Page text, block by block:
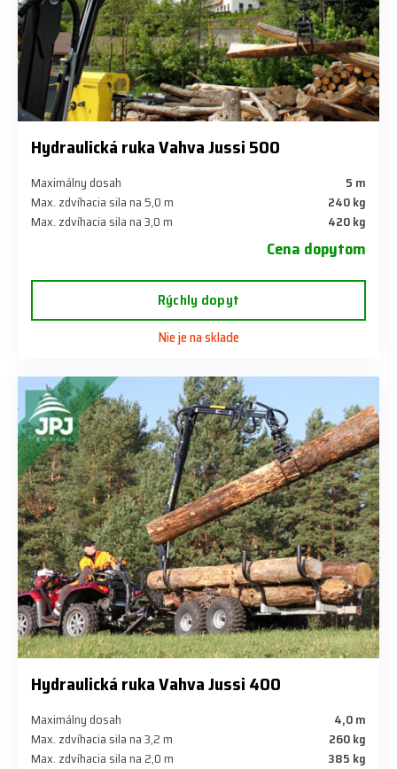
Hydraulická ruka Vahva Jussi 500
Maximálny dosah
5 m
Max. zdvíhacia sila na 5,0 m
240 kg
Max. zdvíhacia sila na 3,0 m
420 kg
Cena dopytom
Rýchly dopyt
Nie je na sklade
Hydraulická ruka Vahva Jussi 400
Maximálny dosah
4,0 m
Max. zdvíhacia sila na 3,2 m
260 kg
Max. zdvíhacia sila na 2,0 m
385 kg